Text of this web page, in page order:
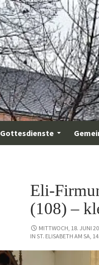
Gottesdienste
Eli-
(108) –
MITTWOCH, 18. JUNI
IN ST. ELISABETH AM SA,